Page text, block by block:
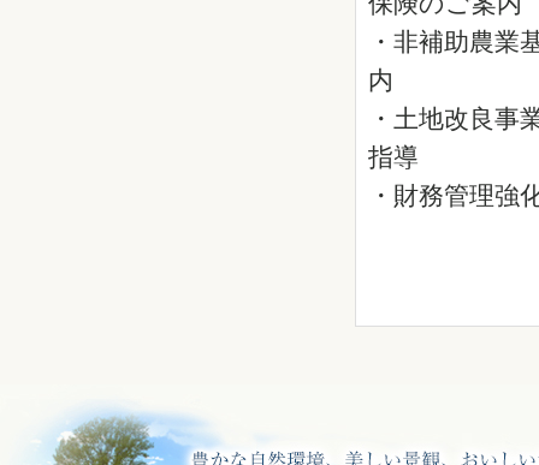
・非補助農業
内
・土地改良事
指導
・財務管理強